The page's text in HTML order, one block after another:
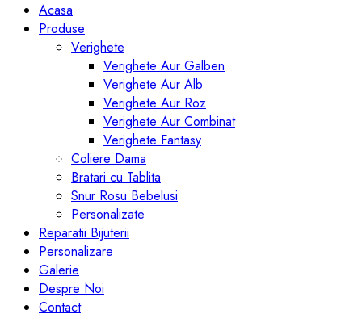
Acasa
Produse
Verighete
Verighete Aur Galben
Verighete Aur Alb
Verighete Aur Roz
Verighete Aur Combinat
Verighete Fantasy
Coliere Dama
Bratari cu Tablita
Snur Rosu Bebelusi
Personalizate
Reparatii Bijuterii
Personalizare
Galerie
Despre Noi
Contact